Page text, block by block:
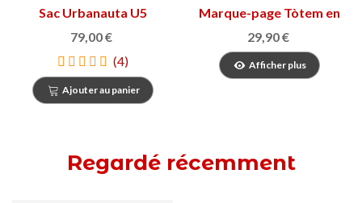
Sac Urbanauta U5
79,00 €
(4)
Ajouter au panier
Marque-page Tòtem en
aluminium
29,90 €
Afficher plus
Regardé récemment